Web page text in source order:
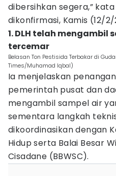
dibersihkan segera,”
dikonfirmasi, Kamis (12/
1. DLH telah
tercemar
Belasan Ton Pestisida Terbakar di
Times/Muhamad Iqbal)
Ia menjelaskan
pemerintah pusat dan
mengambil sampel air
sementara langkah
dikoordinasikan dengan
Hidup serta Balai Besar
Cisadane (BBWSC).